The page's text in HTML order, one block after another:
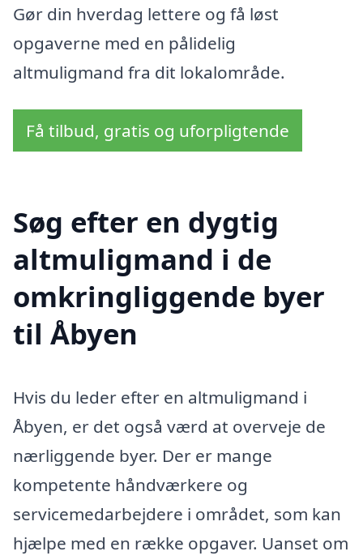
Gør din hverdag lettere og få løst
opgaverne med en pålidelig
altmuligmand fra dit lokalområde.
Få tilbud, gratis og uforpligtende
Søg efter en dygtig
altmuligmand i de
omkringliggende byer
til Åbyen
Hvis du leder efter en altmuligmand i
Åbyen, er det også værd at overveje de
nærliggende byer. Der er mange
kompetente håndværkere og
servicemedarbejdere i området, som kan
hjælpe med en række opgaver. Uanset om